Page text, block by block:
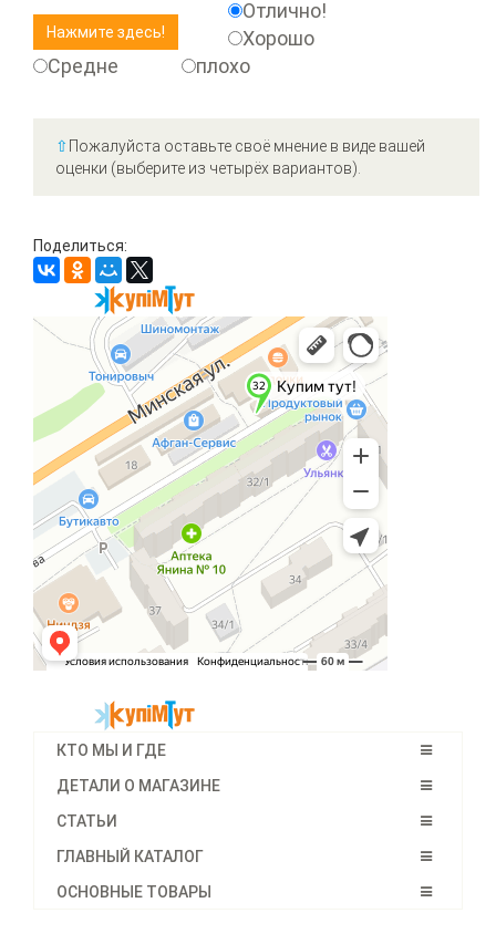
Отлично!
Хорошо
Средне
плохо
⇧ Пожалуйста оставьте своё мнение в виде вашей
оценки (выберите из четырёх вариантов).
Поделиться:
КТО МЫ И ГДЕ
ДЕТАЛИ О МАГАЗИНЕ
СТАТЬИ
ГЛАВНЫЙ КАТАЛОГ
ОСНОВНЫЕ ТОВАРЫ